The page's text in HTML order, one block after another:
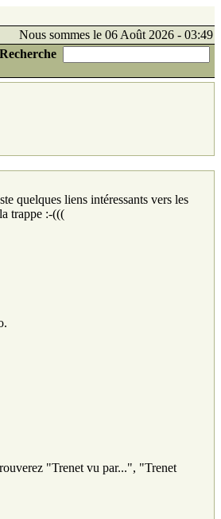
Nous sommes le 06 Août 2026 - 03:49
Recherche
quelques liens intéressants vers les
trappe :-(((
"Trenet vu par...", "Trenet